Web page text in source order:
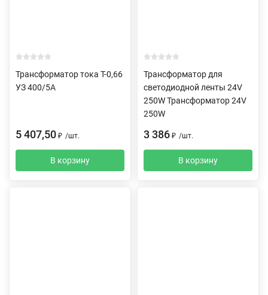
Трансформатор тока Т-0,66
УЗ 400/5А
5 407,50 ₽ /шт.
В корзину
Трансформатор для
светодиодной ленты 24V
250W Трансформатор 24V
250W
3 386 ₽ /шт.
В корзину